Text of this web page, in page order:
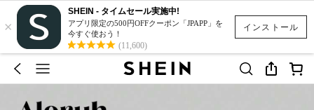
インストール
×
SHEIN - タイムセール実施中!
アプリ限定の500円OFFクーポン「JPAPP」を
今すぐ使おう！
(11,600)